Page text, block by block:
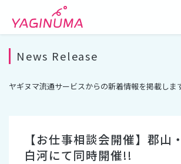
News Release
ヤギヌマ流通サービスからの新着情報を掲載しま
【お仕事相談会開催】郡山
白河にて同時開催!!